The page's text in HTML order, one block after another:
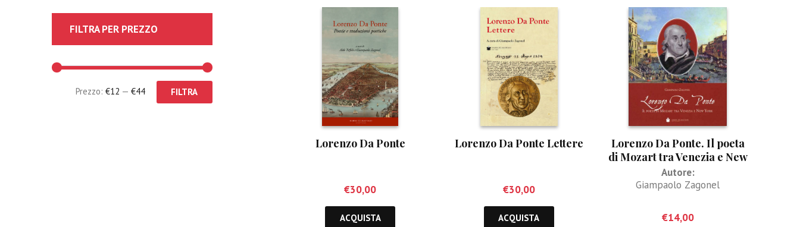
Lorenzo Da Ponte
€30,00
ACQUISTA
Lorenzo Da Ponte Lettere
€30,00
ACQUISTA
Lorenzo Da Ponte. Il poeta
di Mozart tra Venezia e New
York
Autore:
Giampaolo Zagonel
€14,00
FILTRA PER PREZZO
FILTRA
Prezzo:€12 —€44